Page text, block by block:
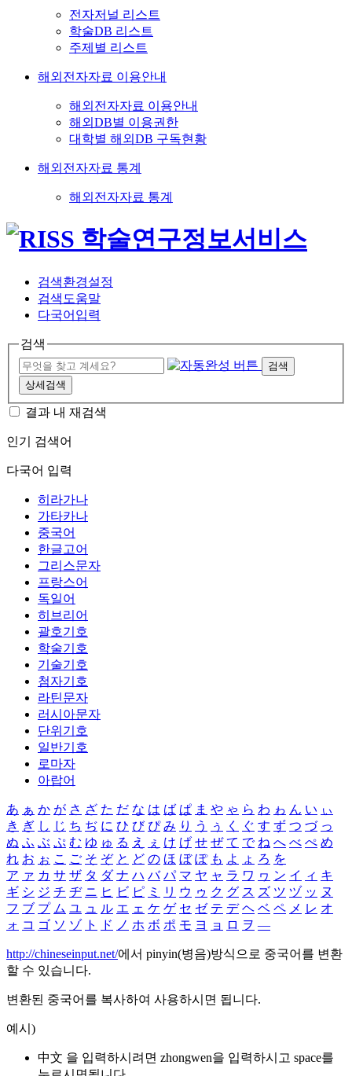
전자저널 리스트
학술DB 리스트
주제별 리스트
해외전자자료 이용안내
해외전자자료 이용안내
해외DB별 이용권한
대학별 해외DB 구독현황
해외전자자료 통계
해외전자자료 통계
검색환경설정
검색도움말
다국어입력
검색
검색
상세검색
결과 내 재검색
인기 검색어
다국어 입력
히라가나
가타카나
중국어
한글고어
그리스문자
프랑스어
독일어
히브리어
괄호기호
학술기호
기술기호
첨자기호
라틴문자
러시아문자
단위기호
일반기호
로마자
아랍어
あ ぁ か が さ ざ た だ な は ば ぱ ま や ゃ ら わ ゎ ん い ぃ
き ぎ し じ ち ぢ に ひ び ぴ み り う ぅ く ぐ す ず つ づ っ
ぬ ふ ぶ ぷ む ゆ ゅ る え ぇ け げ せ ぜ て で ね へ べ ぺ め
れ お ぉ こ ご そ ぞ と ど の ほ ぼ ぽ も よ ょ ろ を
ア ァ カ サ ザ タ ダ ナ ハ バ パ マ ヤ ャ ラ ワ ヮ ン イ ィ キ
ギ シ ジ チ ヂ ニ ヒ ビ ピ ミ リ ウ ゥ ク グ ス ズ ツ ヅ ッ ヌ
フ ブ プ ム ユ ュ ル エ ェ ケ ゲ セ ゼ テ デ ヘ ベ ペ メ レ オ
ォ コ ゴ ソ ゾ ト ド ノ ホ ボ ポ モ ヨ ョ ロ ヲ ―
http://chineseinput.net/에서 pinyin(병음)방식으로 중국어를 변환
할 수 있습니다.
변환된 중국어를 복사하여 사용하시면 됩니다.
예시)
中文 을 입력하시려면 zhongwen을 입력하시고 space를